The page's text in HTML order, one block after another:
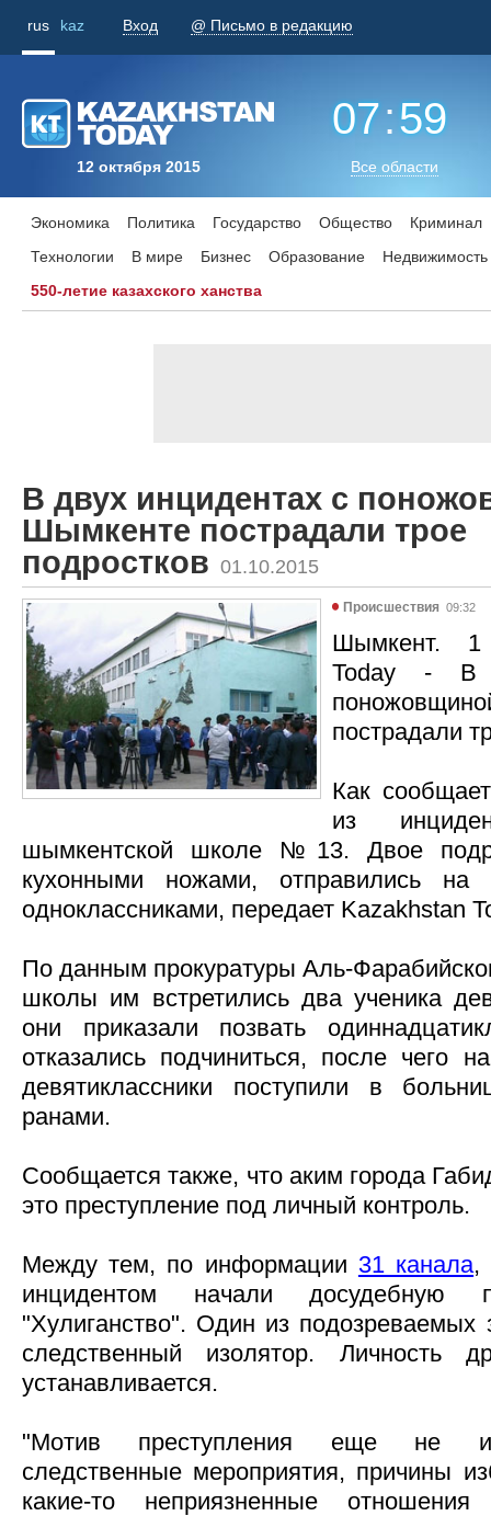
rus kaz Вход @ Письмо в редакцию
12 октября 2015
07:59
Все области
Экономика Политика Государство Общество
Криминал
Технологии
В мире Бизнес Образование
Недвижимость
550-летие казахского ханства
В двух инцидентах с
Шымкенте пострадали трое
подростков 01.10.2015
Происшествия 09:32
Шымкент. 1
Today - В
пострадали
Как
из
шымкентской школе №13. Двое
кухонными ножами, отправились
одноклассниками, передает Kazakhstan
По данным прокуратуры Аль-
школы им встретились два ученика
они приказали позвать
отказались подчиниться, после чего
девятиклассники поступили в
ранами.
Сообщается также, что аким города
это преступление под личный контроль.
Между тем, по информации 31 канала,
инцидентом начали досудебную
"Хулиганство". Один из
следственный изолятор. Личность
устанавливается.
"Мотив преступления еще не
следственные мероприятия, причины
какие-то неприязненные